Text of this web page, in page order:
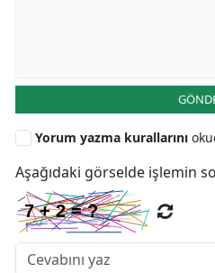
Yorum yazma kurallarını
Aşağıdaki görselde işlemin